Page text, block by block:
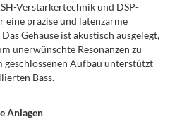
Verstärkertechnik und DSP-
präzise und latenzarme
Gehäuse ist akustisch ausgelegt,
unerwünschte Resonanzen zu
geschlossenen Aufbau unterstützt
Bass.
Anlagen